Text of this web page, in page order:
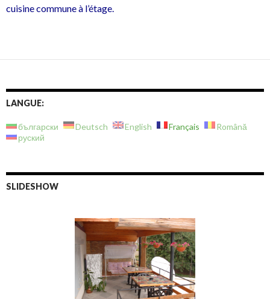
cuisine commune à l’étage.
LANGUE:
български Deutsch English Français
Română
руский
SLIDESHOW